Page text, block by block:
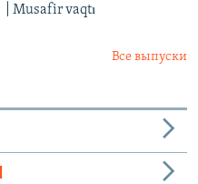
| Musafir vaqtı
Все выпуски